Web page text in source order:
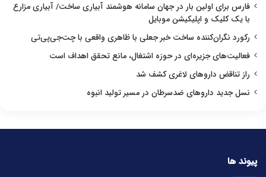
فارس برای اولین بار در جهان سامانه هوشمند آبیاری ساخت/ آبیاری مزارع
با یک کلیک و اپلیکیشن موبایل
رکورد نگران‌کننده ساخت خبر جعلی با ظاهری واقعی با چت‌جی‌پی‌تی
فعالیت‌های جزیره‌ای در حوزه اشتغال، مانع تحقق اهداف است
راز تناقض داروهای لاغری کشف شد
نسل جدید داروهای ضدسرطان در مسیر تولید انبوه
پیوند ها